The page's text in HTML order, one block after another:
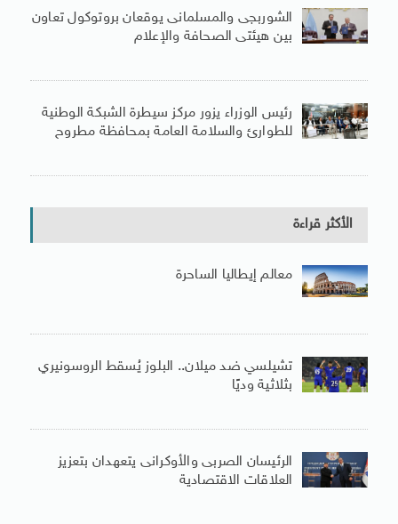
الشوربجى والمسلمانى يوقعان بروتوكول تعاون
بين هيئتى الصحافة والإعلام
رئيس الوزراء يزور مركز سيطرة الشبكة الوطنية
للطوارئ والسلامة العامة بمحافظة مطروح
الأكثر قراءة
معالم إيطاليا الساحرة
تشيلسي ضد ميلان.. البلوز يُسقط الروسونيري
بثلاثية وديًا
الرئيسان الصربى والأوكرانى يتعهدان بتعزيز
العلاقات الاقتصادية